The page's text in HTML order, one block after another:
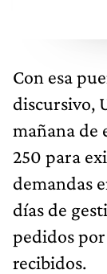
Con esa
discursivo,
mañana de
250 para
demandas
días de
pedidos
recibidos.